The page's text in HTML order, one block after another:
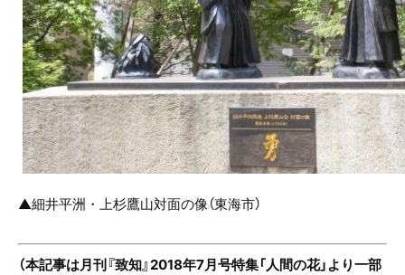
▲細井平洲・上杉鷹山対面の像（東海市）
（本記事は月刊『致知』2018年7月号特集「人間の花」より一部